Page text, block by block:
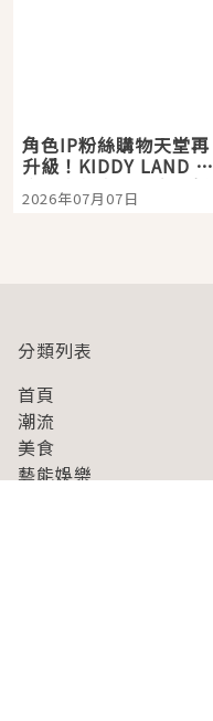
角色IP粉絲購物天堂再
升級！KIDDY LAND 原
宿店吉伊卡哇迎客，新
開幕 OMOKADO 店3分
2026年07月07日
分類列表
首頁
潮流
美食
藝能娛樂